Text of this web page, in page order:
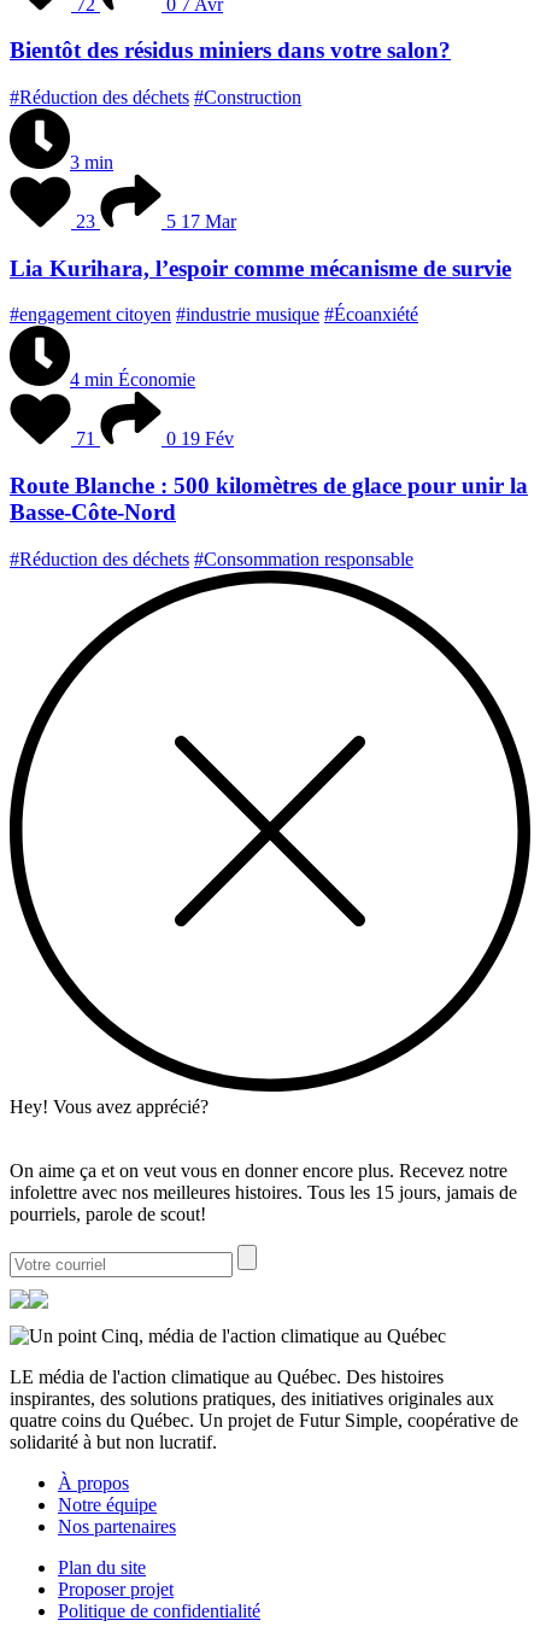
Bientôt des résidus miniers dans votre salon?
#Réduction des déchets #Construction
3 min
23 5 17 Mar
Lia Kurihara, l’espoir comme mécanisme de survie
#engagement citoyen #industrie musique #Écoanxiété
4 min Économie
71 0 19 Fév
Route Blanche : 500 kilomètres de glace pour unir la
Basse-Côte-Nord
#Réduction des déchets #Consommation responsable
Hey! Vous avez apprécié?
On aime ça et on veut vous en donner encore plus. Recevez notre
infolettre avec nos meilleures histoires. Tous les 15 jours, jamais de
pourriels, parole de scout!
LE média de l'action climatique au Québec. Des histoires
inspirantes, des solutions pratiques, des initiatives originales aux
quatre coins du Québec. Un projet de Futur Simple, coopérative de
solidarité à but non lucratif.
À propos
Notre équipe
Nos partenaires
Plan du site
Proposer projet
Politique de confidentialité